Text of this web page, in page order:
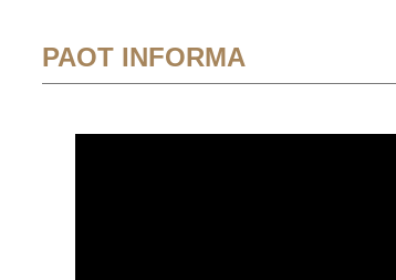
PAOT INFORMA